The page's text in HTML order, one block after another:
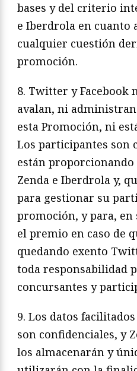
bases y del criterio
e Iberdrola en cuanto
cualquier cuestión
promoción.
8. Twitter y Facebook
avalan, ni
esta Promoción, ni
Los participantes son
están
Zenda e Iberdrola y,
para gestionar su
promoción, y para, en
el premio en caso de
quedando exento
toda responsabilidad
concursantes y
9. Los datos
son confidenciales, y
los almacenarán y